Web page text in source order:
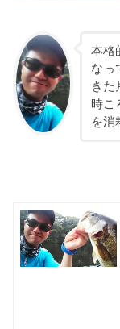
本格
なっ
きた
時こ
を消